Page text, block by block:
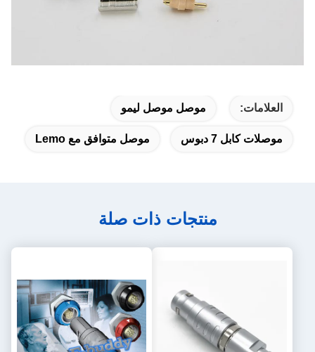
العلامات: موصل موصل ليمو
موصلات كابل 7 دبوس موصل متوافق مع Lemo
منتجات ذات صلة